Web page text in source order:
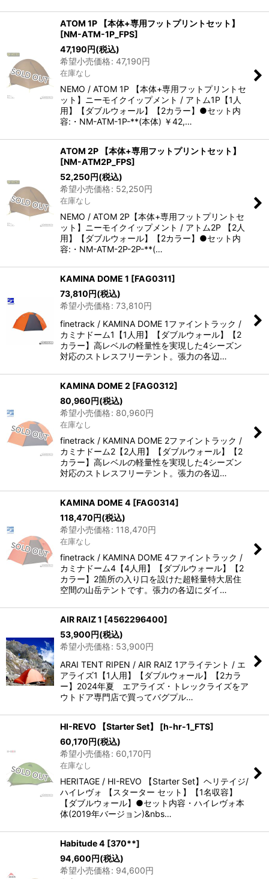
ATOM 1P 【本体+専用フットプリントセット】
[NM-ATM-1P_FPS]
47,190円(税込)
希望小売価格: 47,190円
在庫なし
NEMO / ATOM 1P 【本体+専用フットプリントセ
ット】ニーモイクイップメント / アトム1P【1人
用】【ダブルウォール】【2カラー】●セット内
容:・NM-ATM-1P-**(本体) ￥42,…
ATOM 2P 【本体+専用フットプリントセット】
[NM-ATM2P_FPS]
52,250円(税込)
希望小売価格: 52,250円
在庫なし
NEMO / ATOM 2P【本体+専用フットプリントセ
ット】ニーモイクイップメント / アトム2P 【2人
用】【ダブルウォール】【2カラー】●セット内
容:・NM-ATM-2P-2P-**(…
KAMINA DOME 1 [FAG0311]
73,810円(税込)
希望小売価格: 73,810円
finetrack / KAMINA DOME 1ファイントラック /
カミナドーム1【1人用】【ダブルウォール】【2
カラー】高レベルの軽量性を実現した4シーズン
対応のストレスフリーテント。張力の各辺…
KAMINA DOME 2 [FAG0312]
80,960円(税込)
希望小売価格: 80,960円
在庫なし
finetrack / KAMINA DOME 2ファイントラック /
カミナドーム2【2人用】【ダブルウォール】【2
カラー】高レベルの軽量性を実現した4シーズン
対応のストレスフリーテント。張力の各辺…
KAMINA DOME 4 [FAG0314]
118,470円(税込)
希望小売価格: 118,470円
在庫なし
finetrack / KAMINA DOME 4ファイントラック /
カミナドーム4【4人用】【ダブルウォール】【2
カラー】2箇所の入り口を設けた超軽量特大居住
空間の山岳テントです。張力の各辺にダイ…
AIR RAIZ 1 [4562296400]
53,900円(税込)
希望小売価格: 53,900円
ARAI TENT RIPEN / AIR RAIZ 1アライテント / エ
アライズ1【1人用】【ダブルウォール】【2カラ
ー】2024年夏 エアライズ・トレックライズをア
ウトドア専門店で買ってバグプル…
HI-REVO 【Starter Set】 [h-hr-1_FTS]
60,170円(税込)
希望小売価格: 60,170円
在庫なし
HERITAGE / HI-REVO 【Starter Set】ヘリテイジ/
ハイレヴォ 【スターター セット】【1名収容】
【ダブルウォール】●セット内容・ハイレヴォ本
体(2019年バージョン)&nbs…
Habitude 4 [370**]
94,600円(税込)
希望小売価格: 94,600円